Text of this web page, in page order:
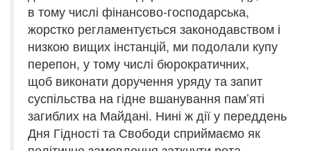
в тому числі фінансово-господарська,
жорстко регламентується законодавством і
низкою вищих інстанцій, ми подолали купу
перепон, у тому числі бюрократичних,
щоб виконати доручення уряду та запит
суспільства на гідне вшанування пам’яті
загиблих на Майдані. Нині ж дії у переддень
Дня Гідності та Свободи сприймаємо як